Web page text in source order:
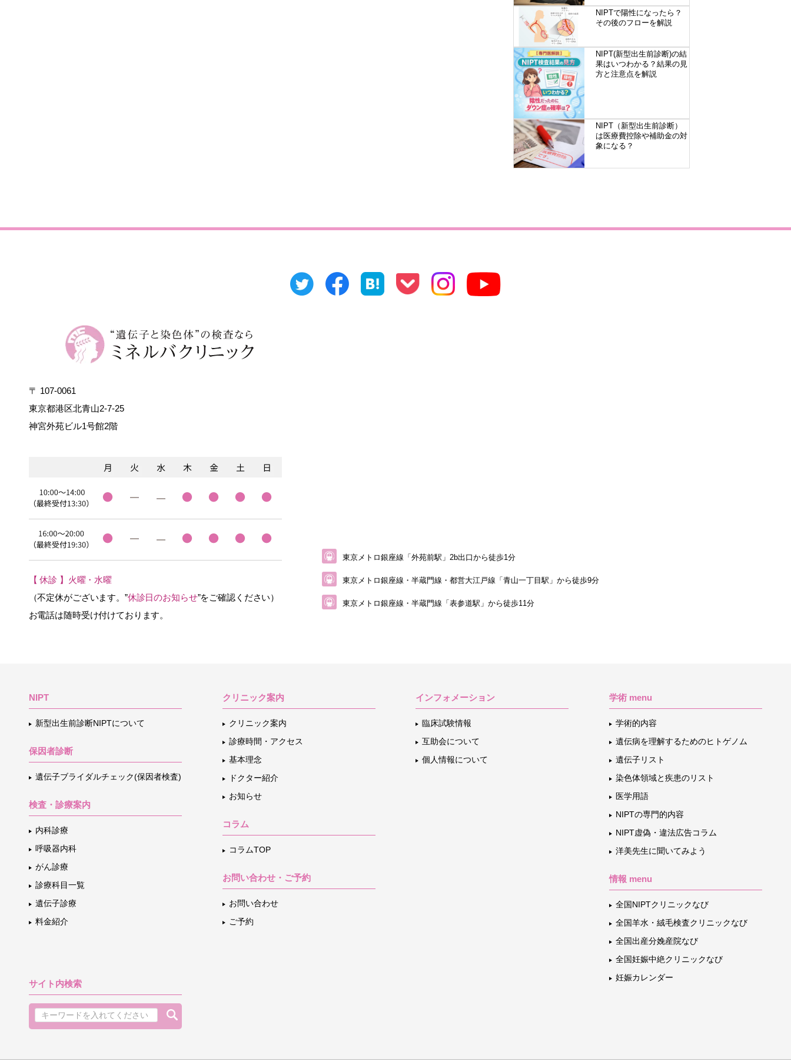
NIPTで陽性になったら？
その後のフローを解説
NIPT(新型出生前診断)の結
果はいつわかる？結果の見
方と注意点を解説
NIPT（新型出生前診断）
は医療費控除や補助金の対
象になる？
〒 107-0061
東京都港区北青山2-7-25
神宮外苑ビル1号館2階
【 休診 】火曜・水曜
（不定休がございます。”休診日のお知らせ”をご確認ください）
お電話は随時受け付けております。
東京メトロ銀座線「外苑前駅」2b出口から徒歩1分
東京メトロ銀座線・半蔵門線・都営大江戸線 「青山一丁目駅」から徒歩9分
東京メトロ銀座線・半蔵門線「表参道駅」から徒歩11分
NIPT
新型出生前診断NIPTについて
保因者診断
遺伝子ブライダルチェック(保因者検査)
検査・診療案内
内科診療
呼吸器内科
がん診療
診療科目一覧
遺伝子診療
料金紹介
サイト内検索
クリニック案内
クリニック案内
診療時間・アクセス
基本理念
ドクター紹介
お知らせ
コラム
コラムTOP
お問い合わせ・ご予約
お問い合わせ
ご予約
インフォメーション
臨床試験情報
互助会について
個人情報について
学術 menu
学術的内容
遺伝病を理解するためのヒトゲノム
遺伝子リスト
染色体領域と疾患のリスト
医学用語
NIPTの専門的内容
NIPT虚偽・違法広告コラム
洋美先生に聞いてみよう
情報 menu
全国NIPTクリニックなび
全国羊水・絨毛検査クリニックなび
全国出産分娩産院なび
全国妊娠中絶クリニックなび
妊娠カレンダー